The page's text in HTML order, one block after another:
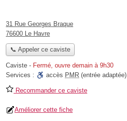
31 Rue Georges Braque
76600 Le Havre
📞 Appeler ce caviste
Caviste - Fermé, ouvre demain à 9h30
Services :
accès PMR (entrée adaptée)
Recommander ce caviste
Améliorer cette fiche